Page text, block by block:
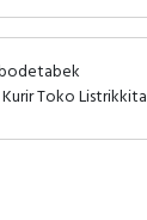
Toko Listrikkita